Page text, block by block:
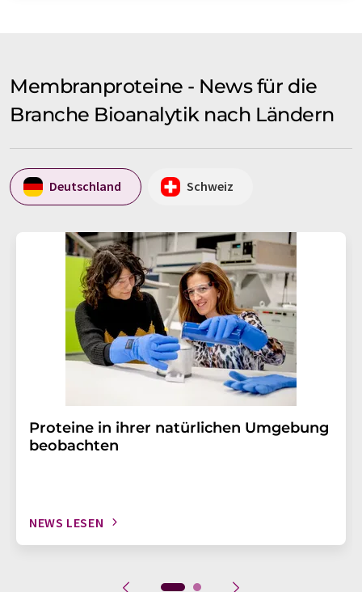
Membranproteine - News für die
Branche Bioanalytik nach Ländern
Deutschland Schweiz
Proteine in ihrer natürlichen Umgebung
beobachten
NEWS LESEN